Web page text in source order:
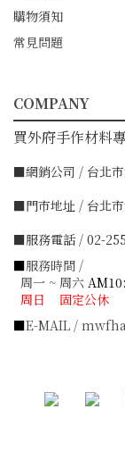
購物須知
常見問題
COMPANY
買外府手作材料
■網銷公司 / 台北市
■門市地址 / 台北
■服務電話 / 02-
■服務時間 /
周一 ~ 周六
周日 固定公休
■E-MAIL /